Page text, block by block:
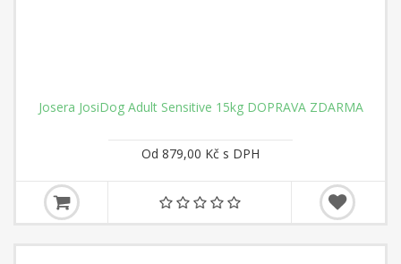
Josera JosiDog Adult Sensitive 15kg DOPRAVA ZDARMA
Od 879,00 Kč s DPH